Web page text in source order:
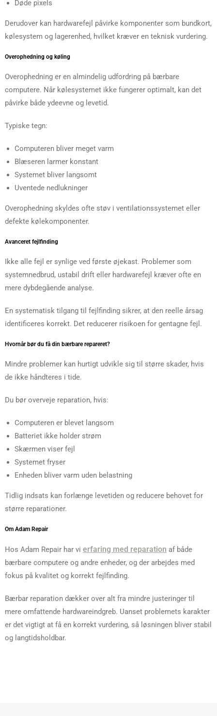
Døde pixels
Derudover kan hardwarefejl påvirke komponenter som bundkort,
kølesystem og lagerenhed, hvilket kræver en teknisk vurdering.
Overophedning og køling
Overophedning er en almindelig udfordring på bærbare
computere. Når kølesystemet ikke fungerer optimalt, kan det
påvirke både ydeevne og levetid.
Typiske tegn:
Computeren bliver meget varm
Blæseren larmer konstant
Systemet bliver langsomt
Uventede nedlukninger
Overophedning skyldes ofte støv i ventilationssystemet eller
defekte kølekomponenter.
Avanceret fejlfinding
Ikke alle fejl er synlige ved første øjekast. Problemer som
systemnedbrud, ustabil drift eller hardwarefejl kræver ofte en
mere dybdegående analyse.
En systematisk tilgang til fejlfinding sikrer, at den reelle årsag
identificeres korrekt. Det reducerer risikoen for gentagne fejl.
Hvornår bør du få din bærbare repareret?
Mindre problemer kan hurtigt udvikle sig til større skader, hvis
de ikke håndteres i tide.
Du bør overveje reparation, hvis:
Computeren er blevet langsom
Batteriet ikke holder strøm
Skærmen viser fejl
Systemet fryser
Enheden bliver varm uden belastning
Tidlig indsats kan forlænge levetiden og reducere behovet for
større reparationer.
Om Adam Repair
Hos Adam Repair har vi erfaring med reparation af både
bærbare computere og andre enheder, og der arbejdes med
fokus på kvalitet og korrekt fejlfinding.
Bærbar reparation dækker over alt fra mindre justeringer til
mere omfattende hardwareindgreb. Uanset problemets karakter
er det vigtigt at få en korrekt vurdering, så løsningen bliver stabil
og langtidsholdbar.